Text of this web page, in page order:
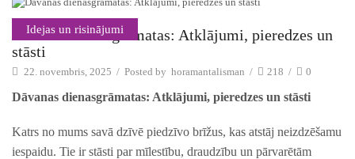
Idejas un risinājumi
Dāvanas dienasgrāmatas: Atklājumi, pieredzes un
stāsti
22. novembris, 2025 / Posted by horamantalisman / 218 / 0
Dāvanas ⁣dienasgrāmatas: Atklājumi, pieredzes un stāsti
Katrs⁤ no‌ mums savā dzīvē piedzīvo brīžus, kas atstāj neizdzēšamu
iespaidu. Tie ir stāsti par mīlestību, draudzību un pārvarētām⁣